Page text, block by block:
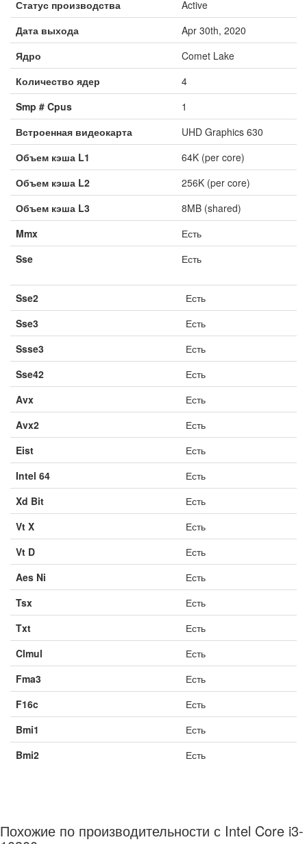
Статус производства
Active
Дата выхода
Apr 30th, 2020
Ядро
Comet Lake
Количество ядер
4
Smp # Cpus
1
Встроенная видеокарта
UHD Graphics 630
Объем кэша L1
64K (per core)
Объем кэша L2
256K (per core)
Объем кэша L3
8MB (shared)
Mmx
Есть
Sse
Есть
Sse2
Есть
Sse3
Есть
Ssse3
Есть
Sse42
Есть
Avx
Есть
Avx2
Есть
Eist
Есть
Intel 64
Есть
Xd Bit
Есть
Vt X
Есть
Vt D
Есть
Aes Ni
Есть
Tsx
Есть
Txt
Есть
Clmul
Есть
Fma3
Есть
F16c
Есть
Bmi1
Есть
Bmi2
Есть
Похожие по производительности с Intel Core i3-